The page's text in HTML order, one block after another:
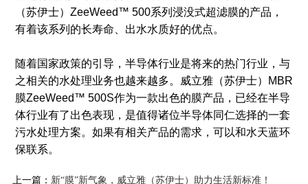
（苏伊士）ZeeWeed™ 500系列浸没式超滤膜的产品，
有着该系列的长寿命、出水水质好的优点。
随着国家政策的引导，半导体行业是将来的热门行业，与
之相关的水处理业务也越来越多。威立雅（苏伊士）MBR
膜ZeeWeed™ 500S作为一款出色的膜产品，已经在半导
体行业有了出色表现，是值得诸位半导体同仁选择的一套
污水处理方案。如果有相关产品的需求，可以和水天蓝环
保联系。
上一篇： 新“膜”新气象，威立雅（苏伊士）助力生活新标准！